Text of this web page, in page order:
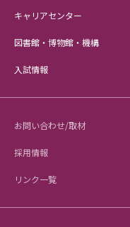
キャリアセンター
図書館・博物館・機構
入試情報
お問い合わせ/取材
採用情報
リンク一覧